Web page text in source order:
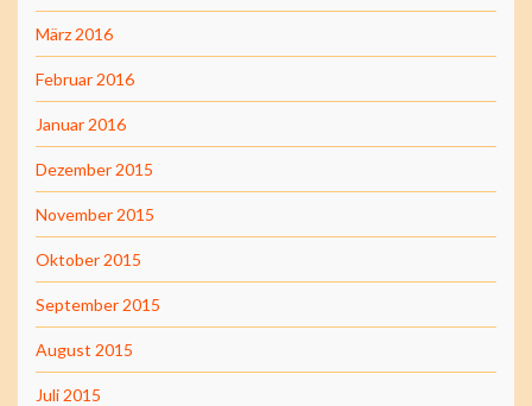
März 2016
Februar 2016
Januar 2016
Dezember 2015
November 2015
Oktober 2015
September 2015
August 2015
Juli 2015